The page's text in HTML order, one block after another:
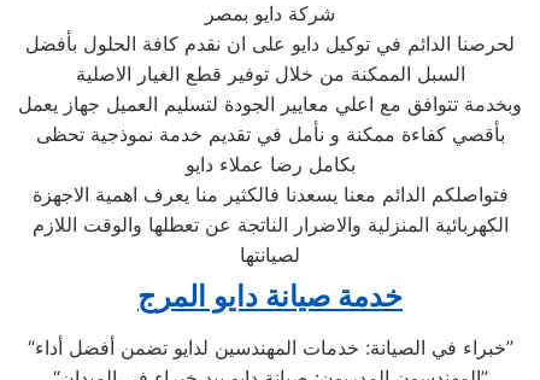
شركة دايو بمصر
لحرصنا الدائم في توكيل دايو على ان نقدم كافة الحلول بأفضل
السبل الممكنة من خلال توفير قطع الغيار الاصلية
وبخدمة تتوافق مع اعلي معايير الجودة لتسليم العميل جهاز يعمل
بأقصي كفاءة ممكنة و نأمل في تقديم خدمة نموذجية تحظى
بكامل رضا عملاء دايو
فتواصلكم الدائم معنا يسعدنا فالكثير منا يعرف اهمية الاجهزة
الكهربائية المنزلية والاضرار الناتجة عن تعطلها والوقت اللازم
لصيانتها
خدمة صيانة دايو المرج
“خبراء في الصيانة: خدمات المهندسين لدايو تضمن أفضل أداء”